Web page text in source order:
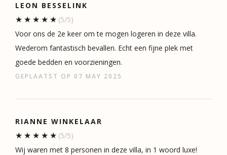
LEON BESSELINK
(5/5)
Voor ons de 2e keer om te mogen logeren in deze villa.
Wederom fantastisch bevallen. Echt een fijne plek met
goede bedden en voorzieningen.
GEPLAATST OP 07 MAY 2025
RIANNE WINKELAAR
(5/5)
Wij waren met 8 personen in deze villa, in 1 woord luxe!